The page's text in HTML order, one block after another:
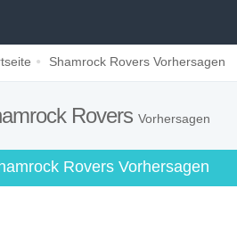
Shamrock Rovers Vorhersagen
Rovers Vorhersagen
Rovers Vorhersagen